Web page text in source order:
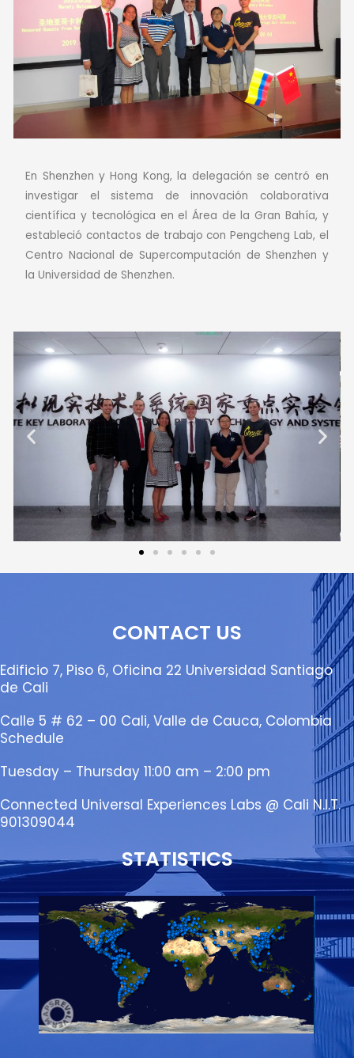
En Shenzhen y Hong Kong, la delegación se centró en
investigar el sistema de innovación colaborativa
científica y tecnológica en el Área de la Gran Bahía, y
estableció contactos de trabajo con Pengcheng Lab, el
Centro Nacional de Supercomputación de Shenzhen y
la Universidad de Shenzhen.
CONTACT US
Edificio 7, Piso 6, Oficina 22 Universidad Santiago
de Cali
Calle 5 # 62 – 00 Cali, Valle de Cauca, Colombia
Schedule
Tuesday – Thursday 11:00 am – 2:00 pm
Connected Universal Experiences Labs @ Cali N.I.T.
901309044
STATISTICS